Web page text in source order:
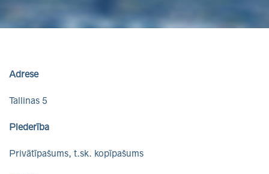
Adrese
Tallinas 5
Piederība
Privātīpašums, t.sk. kopīpašums